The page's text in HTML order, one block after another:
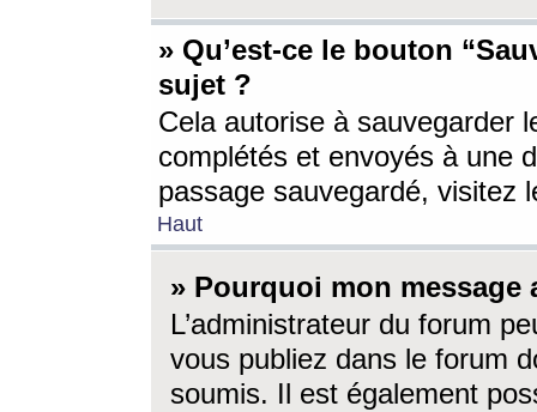
» Qu’est-ce le bouton
sujet ?
Cela autorise à sauvegarder
complétés et envoyés à une
passage sauvegardé, visitez
Haut
» Pourquoi mon message
L’administrateur du forum
vous publiez dans le forum
soumis. Il est également